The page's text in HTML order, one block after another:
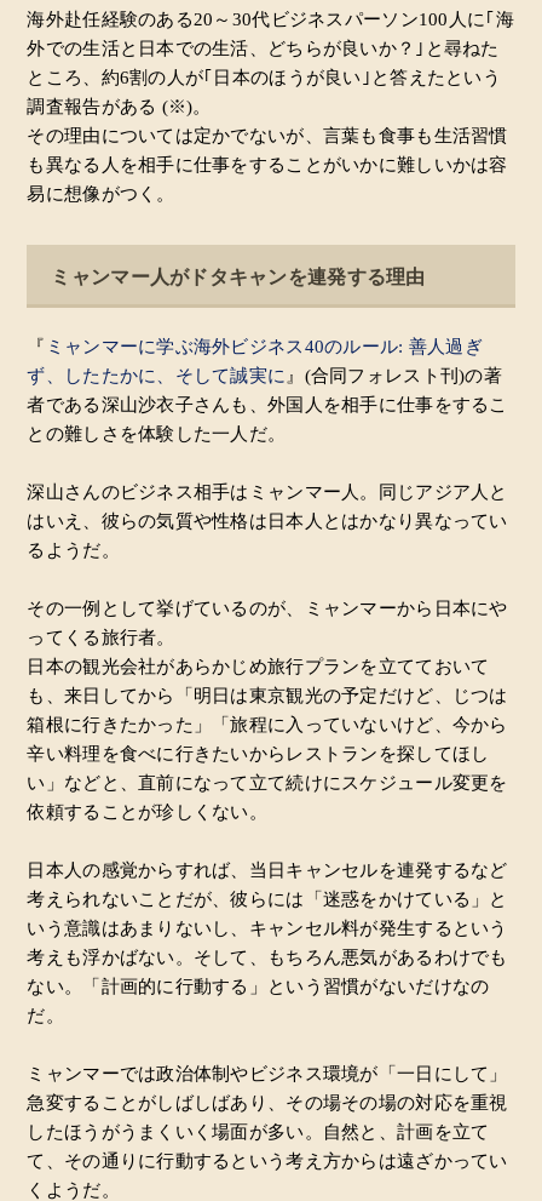
海外赴任経験のある20～30代ビジネスパーソン100人に｢海
外での生活と日本での生活、どちらが良いか？｣と尋ねた
ところ、約6割の人が｢日本のほうが良い｣と答えたという
調査報告がある (※)。
その理由については定かでないが、言葉も食事も生活習慣
も異なる人を相手に仕事をすることがいかに難しいかは容
易に想像がつく。
ミャンマー人がドタキャンを連発する理由
『 ミャンマーに学ぶ海外ビジネス40のルール: 善人過ぎ
ず、したたかに、そして誠実に 』(合同フォレスト刊)の著
者である深山沙衣子さんも、外国人を相手に仕事をするこ
との難しさを体験した一人だ。
深山さんのビジネス相手はミャンマー人。同じアジア人と
はいえ、彼らの気質や性格は日本人とはかなり異なってい
るようだ。
その一例として挙げているのが、ミャンマーから日本にや
ってくる旅行者。
日本の観光会社があらかじめ旅行プランを立てておいて
も、来日してから「明日は東京観光の予定だけど、じつは
箱根に行きたかった」「旅程に入っていないけど、今から
辛い料理を食べに行きたいからレストランを探してほし
い」などと、直前になって立て続けにスケジュール変更を
依頼することが珍しくない。
日本人の感覚からすれば、当日キャンセルを連発するなど
考えられないことだが、彼らには「迷惑をかけている」と
いう意識はあまりないし、キャンセル料が発生するという
考えも浮かばない。そして、もちろん悪気があるわけでも
ない。「計画的に行動する」という習慣がないだけなの
だ。
ミャンマーでは政治体制やビジネス環境が「一日にして」
急変することがしばしばあり、その場その場の対応を重視
したほうがうまくいく場面が多い。自然と、計画を立て
て、その通りに行動するという考え方からは遠ざかってい
くようだ。